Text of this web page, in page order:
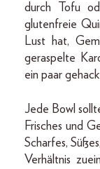
durch Tofu
glutenfreie
Lust hat,
geraspelte
ein paar
Jede Bowl
Frisches und
Scharfes,
Verhältnis